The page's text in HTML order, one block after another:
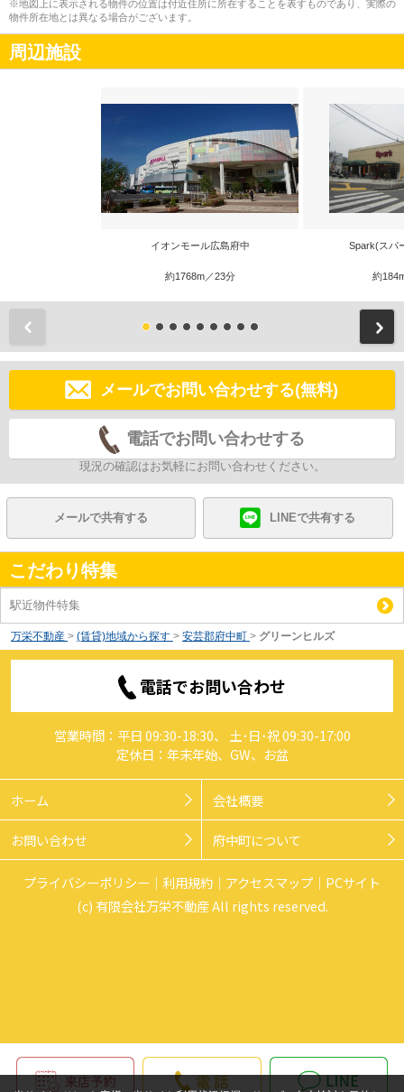
※地図上に表示される物件の位置は付近住所に所在することを表すものであり、実際の
物件所在地とは異なる場合がございます。
周辺施設
イオンモール広島府中
約1768m／23分
Spark(スパ
約
メールでお問い合わせする(無料)
電話でお問い合わせする
現況の確認はお気軽にお問い合わせください。
メールで共有する LINEで共有する
こだわり特集
駅近物件特集
万栄不動産 > (賃貸)地域から探す > 安芸郡府中町 > グリーンヒルズ
電話でお問い合わせ
営業時間：平日 09:30-18:30、 土･日･祝 09:30-17:00
定休日：年末年始、GW、お盆
ホーム 会社概要
お問い合わせ 府中町について
プライバシーポリシー 利用規約 アクセスマップ
PCサイト
(c) 有限会社万栄不動産 All rights reserved.